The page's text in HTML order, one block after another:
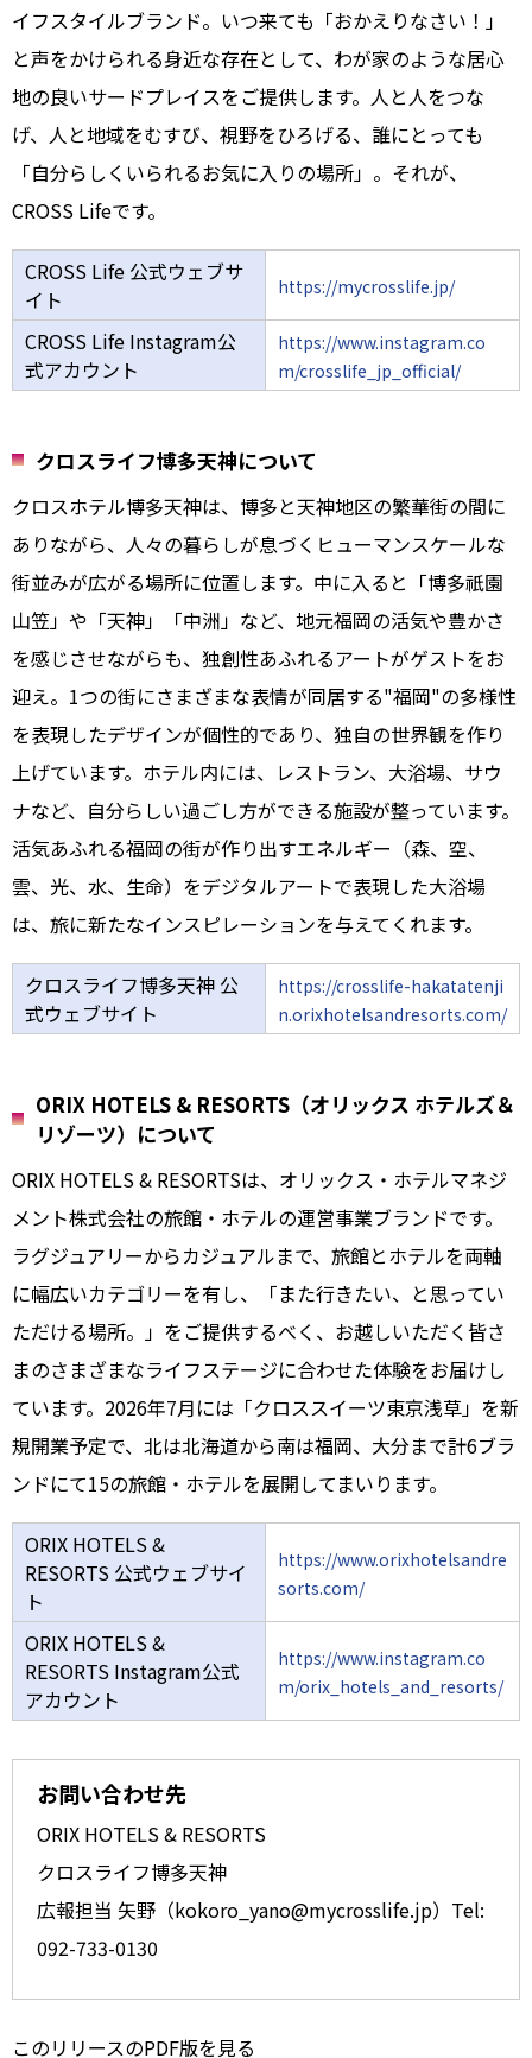
イフスタイルブランド。いつ来ても「おかえりなさい！」
と声をかけられる身近な存在として、わが家のような居心
地の良いサードプレイスをご提供します。人と人をつな
げ、人と地域をむすび、視野をひろげる、誰にとっても
「自分らしくいられるお気に入りの場所」。それが、
CROSS Lifeです。
CROSS Life 公式ウェブサ
イト
https://mycrosslife.jp/
CROSS Life Instagram公
式アカウント
https://www.instagram.co
m/crosslife_jp_official/
クロスライフ博多天神について
クロスホテル博多天神は、博多と天神地区の繁華街の間に
ありながら、人々の暮らしが息づくヒューマンスケールな
街並みが広がる場所に位置します。中に入ると「博多祇園
山笠」や「天神」「中洲」など、地元福岡の活気や豊かさ
を感じさせながらも、独創性あふれるアートがゲストをお
迎え。1つの街にさまざまな表情が同居する"福岡"の多様性
を表現したデザインが個性的であり、独自の世界観を作り
上げています。ホテル内には、レストラン、大浴場、サウ
ナなど、自分らしい過ごし方ができる施設が整っています。
活気あふれる福岡の街が作り出すエネルギー（森、空、
雲、光、水、生命）をデジタルアートで表現した大浴場
は、旅に新たなインスピレーションを与えてくれます。
クロスライフ博多天神 公
式ウェブサイト
https://crosslife-hakatatenji
n.orixhotelsandresorts.com/
ORIX HOTELS & RESORTS（オリックス ホテルズ＆
リゾーツ）について
ORIX HOTELS & RESORTSは、オリックス・ホテルマネジ
メント株式会社の旅館・ホテルの運営事業ブランドです。
ラグジュアリーからカジュアルまで、旅館とホテルを両軸
に幅広いカテゴリーを有し、「また行きたい、と思ってい
ただける場所。」をご提供するべく、お越しいただく皆さ
まのさまざまなライフステージに合わせた体験をお届けし
ています。2026年7月には「クロススイーツ東京浅草」を新
規開業予定で、北は北海道から南は福岡、大分まで計6ブラ
ンドにて15の旅館・ホテルを展開してまいります。
ORIX HOTELS &
RESORTS 公式ウェブサイ
ト
https://www.orixhotelsandre
sorts.com/
ORIX HOTELS &
RESORTS Instagram公式
アカウント
https://www.instagram.co
m/orix_hotels_and_resorts/
お問い合わせ先
ORIX HOTELS & RESORTS
クロスライフ博多天神
広報担当 矢野（kokoro_yano@mycrosslife.jp）Tel:
092-733-0130
このリリースのPDF版を見る